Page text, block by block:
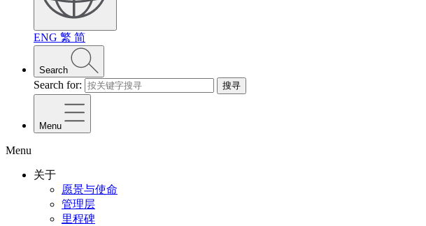
ENG 繁 简
Search
Search for: 搜寻
Menu
Menu
关于
愿景与使命
管理层
里程碑